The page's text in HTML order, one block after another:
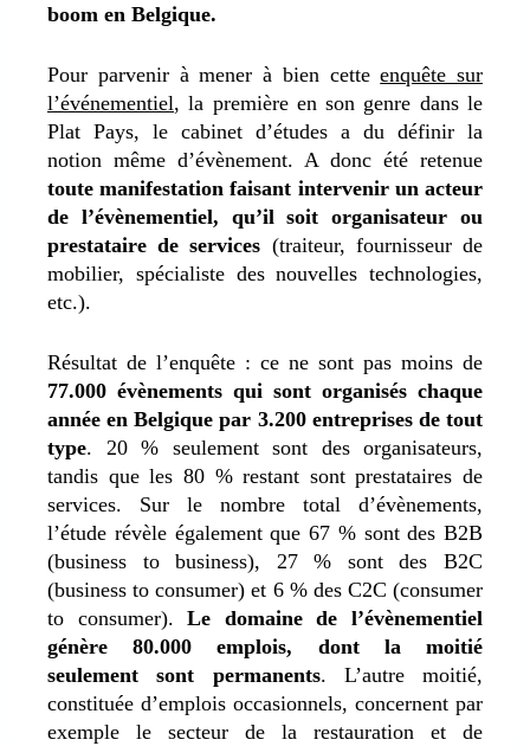
boom en Belgique.
Pour parvenir à mener à bien cetteenquête sur
l’événementiel, la première en son genre dans le
Plat Pays, le cabinet d’études a du définir la
notion même d’évènement. A donc été retenue
toute manifestation faisant intervenir un acteur
de l’évènementiel, qu’il soit organisateur ou
prestataire de services (traiteur, fournisseur de
mobilier, spécialiste des nouvelles technologies,
etc.).
Résultat de l’enquête : ce ne sont pas moins de
77.000 évènements qui sont organisés chaque
année en Belgique par 3.200 entreprises de tout
type. 20 % seulement sont des organisateurs,
tandis que les 80 % restant sont prestataires de
services. Sur le nombre total d’évènements,
l’étude révèle également que 67 % sont des B2B
(business to business), 27 % sont des B2C
(business to consumer) et 6 % des C2C (consumer
to consumer).Le domaine de l’évènementiel
génère 80.000 emplois, dont la moitié
seulement sont permanents. L’autre moitié,
constituée d’emplois occasionnels, concernent par
exemple le secteur de la restauration et de